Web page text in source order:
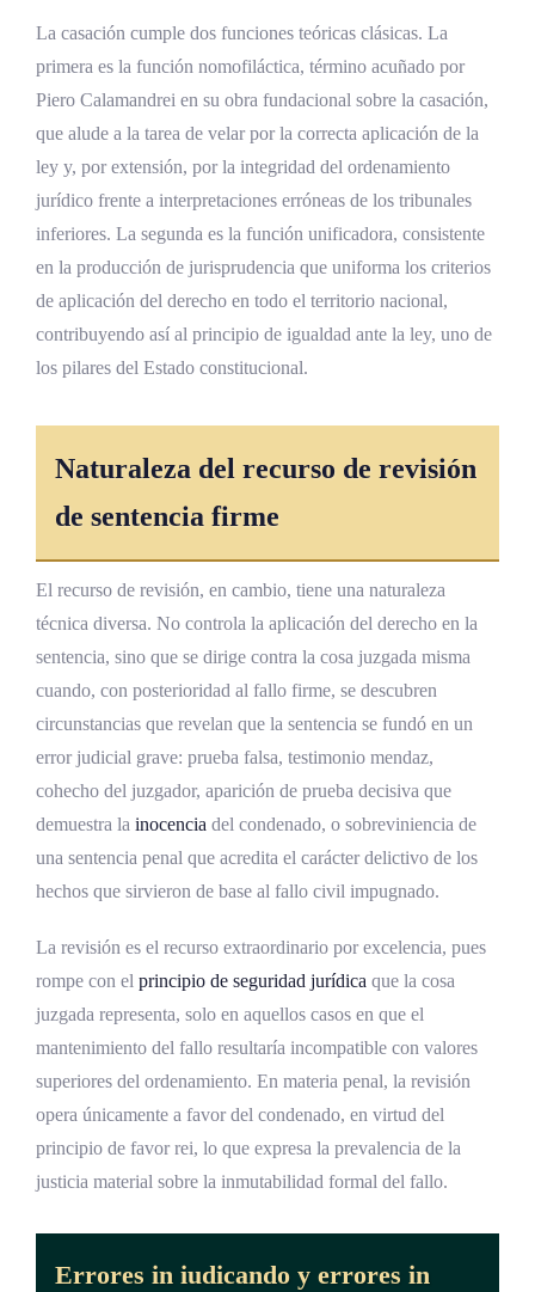
y Casación en Costa Rica
Consolidación jurisprudencial y análisis
comparado
Implicaciones para la práctica profesional
Función estructural en el sistema jurídico
Reflexión final
Referencias Bibliográficas
La casación cumple dos funciones teóricas clásicas. La
primera es la función nomofiláctica, término acuñado por
Piero Calamandrei en su obra fundacional sobre la casación,
que alude a la tarea de velar por la correcta aplicación de la
ley y, por extensión, por la integridad del ordenamiento
jurídico frente a interpretaciones erróneas de los tribunales
inferiores. La segunda es la función unificadora, consistente
en la producción de jurisprudencia que uniforma los criterios
de aplicación del derecho en todo el territorio nacional,
contribuyendo así al principio de igualdad ante la ley, uno de
los pilares del Estado constitucional.
Naturaleza del recurso de revisión
de sentencia firme
El recurso de revisión, en cambio, tiene una naturaleza
técnica diversa. No controla la aplicación del derecho en la
sentencia, sino que se dirige contra la cosa juzgada misma
cuando, con posterioridad al fallo firme, se descubren
circunstancias que revelan que la sentencia se fundó en un
error judicial grave: prueba falsa, testimonio mendaz,
cohecho del juzgador, aparición de prueba decisiva que
demuestra la inocencia del condenado, o sobreviniencia de
una sentencia penal que acredita el carácter delictivo de los
hechos que sirvieron de base al fallo civil impugnado.
La revisión es el recurso extraordinario por excelencia, pues
rompe con el principio de seguridad jurídica que la cosa
juzgada representa, solo en aquellos casos en que el
mantenimiento del fallo resultaría incompatible con valores
superiores del ordenamiento. En materia penal, la revisión
opera únicamente a favor del condenado, en virtud del
principio de favor rei, lo que expresa la prevalencia de la
justicia material sobre la inmutabilidad formal del fallo.
Errores in iudicando y errores in